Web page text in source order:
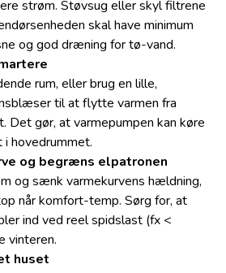
strøm. Støvsug eller skyl filtrene
skal have minimum
og god dræning for tø-vand.
rum, eller brug en lille,
til at flytte varmen fra
Det gør, at varmepumpen kan køre
hovedrummet.
og begræns elpatronen
og sænk varmekurvens hældning,
når komfort-temp. Sørg for, at
ind ved reel spidslast (fx <
vinteren.
huset